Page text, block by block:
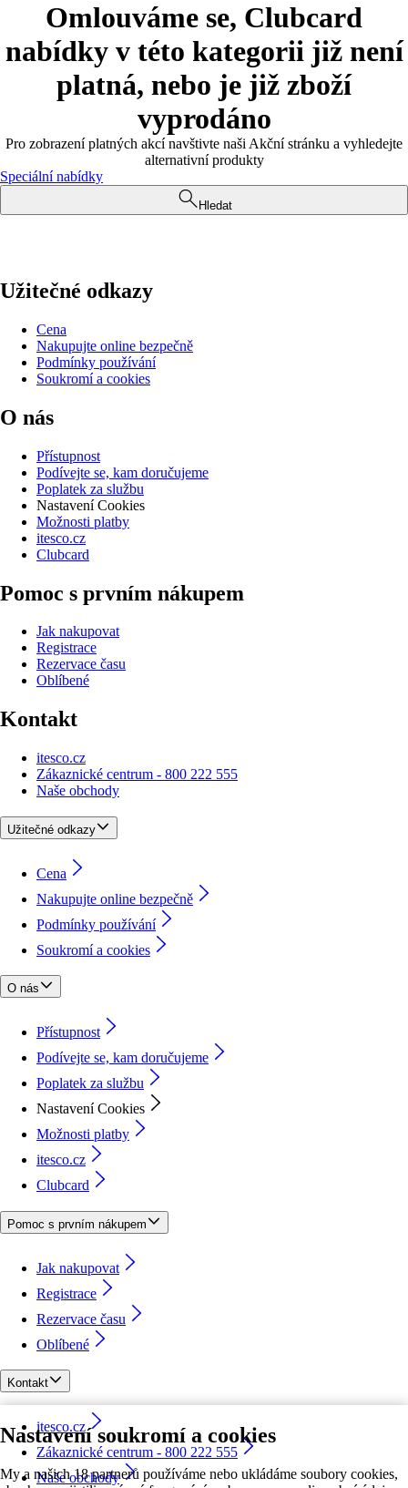
Nastavení soukromí a cookies
My a našich 18 partnerů používáme nebo ukládáme soubory cookies,
Omlouváme se, Clubcard
nabídky v této kategorii již není
platná, nebo je již zboží
vyprodáno
Pro zobrazení platných akcí navštivte naši Akční stránku a vyhledejte
alternativní produkty
Speciální nabídky
Hledat
Užitečné odkazy
Cena
Nakupujte online bezpečně
Podmínky používání
Soukromí a cookies
O nás
Přístupnost
Podívejte se, kam doručujeme
Poplatek za službu
Nastavení Cookies
Možnosti platby
itesco.cz
Clubcard
Pomoc s prvním nákupem
Jak nakupovat
Registrace
Rezervace času
Oblíbené
Kontakt
itesco.cz
Zákaznické centrum - 800 222 555
Naše obchody
Užitečné odkazy
Cena
Nakupujte online bezpečně
Podmínky používání
Soukromí a cookies
O nás
Přístupnost
Podívejte se, kam doručujeme
Poplatek za službu
Nastavení Cookies
Možnosti platby
itesco.cz
Clubcard
Pomoc s prvním nákupem
Jak nakupovat
Registrace
Rezervace času
Oblíbené
Kontakt
itesco.cz
Zákaznické centrum - 800 222 555
Naše obchody